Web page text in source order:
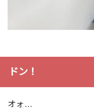
ドン！
オォ…